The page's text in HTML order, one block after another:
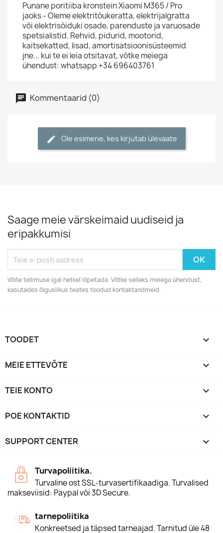
Punane poritiiba kronstein Xiaomi M365 / Pro
jaoks - Oleme elektritõukeratta, elektrijalgratta
või elektrisõiduki osade, parenduste ja varuosade
spetsialistid. Rehvid, pidurid, mootorid,
kaitsekatted, lisad, amortisatsioonisüsteemid
jne... kui te ei leia otsitavat, võtke meiega
ühendust: whatsapp +34 696403761
Kommentaarid (0)
Ole esimene, kes kirjutab ülevaate
Saage meie värskeimaid uudiseid ja
eripakkumisi
Võite tellimuse igal hetkel lõpetada. Võtke selleks meiega ühendust,
kasutades õiguslikus teates toodud kontaktandmeid.
TOODET 
MEIE ETTEVÕTE 
TEIE KONTO 
POE KONTAKTID keyboard_arrow_down
SUPPORT CENTER 
Turvapoliitika.
Turvaline ost SSL-turvasertifikaadiga. Turvalised
makseviisid: Paypal või 3D Secure.
tarnepoliitika
Konkreetsed ja täpsed tarneajad. Tarnitud üle 48